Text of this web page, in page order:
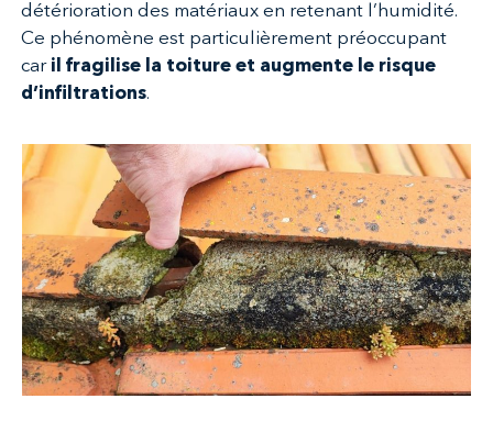
détérioration des matériaux en retenant l’humidité.
Ce phénomène est particulièrement préoccupant
car il fragilise la toiture et augmente le risque
d’infiltrations.